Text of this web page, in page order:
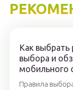
Как выбрать
выбора и
мобильного
Правила